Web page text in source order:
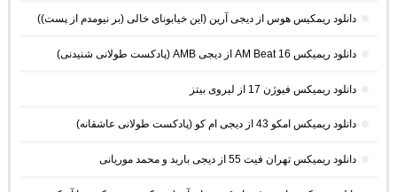
دانلود ریمکیس هوس از دیجی آرین (این خیابونای خالی (بر نیومدم از پست))
دانلود ریمیکس AM Beat 16 از دیجی AMB (پادکست طولانی شنیدنی)
دانلود ریمیکس فیوژن 17 از لیروی بیتز
دانلود ریمیکس امکو 43 از دیجی ام کو (پادکست طولانی عاشقانه)
دانلود ریمیکس تهران فیت 55 از دیجی باربد و محمد موریانی